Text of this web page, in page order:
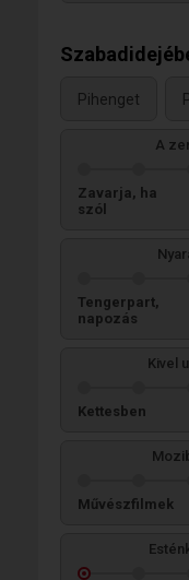
Pihenget
A
Zavarja, ha
szól
Tengerpart,
napozás
Kivel
Kettesben
Művészfilmek